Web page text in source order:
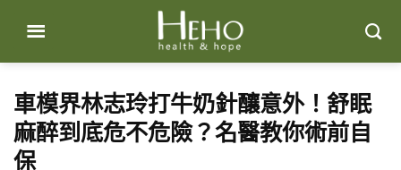
content
車模界林志玲打牛奶針釀意外！舒眠
麻醉到底危不危險？名醫教你術前自
保